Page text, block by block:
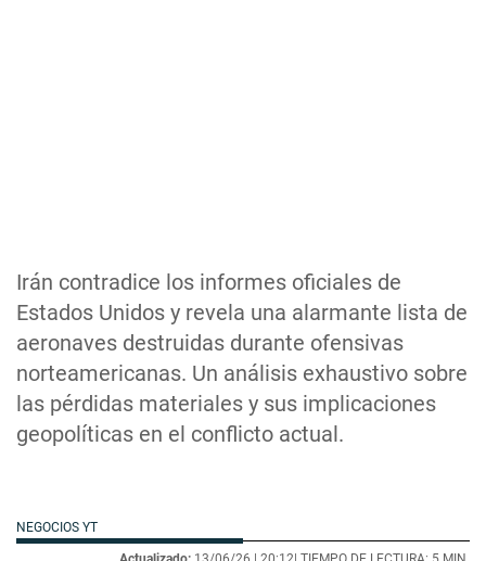
Irán contradice los informes oficiales de
Estados Unidos y revela una alarmante lista de
aeronaves destruidas durante ofensivas
norteamericanas. Un análisis exhaustivo sobre
las pérdidas materiales y sus implicaciones
geopolíticas en el conflicto actual.
NEGOCIOS YT